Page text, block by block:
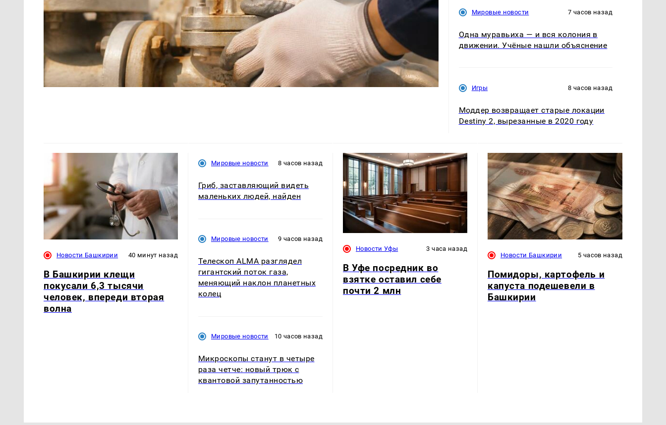
Мировые новости 7 часов назад
Одна муравьиха — и вся колония в
движении. Учёные нашли объяснение
Игры 8 часов назад
Моддер возвращает старые локации
Destiny 2, вырезанные в 2020 году
Новости Башкирии 40 минут назад
В Башкирии клещи
покусали 6,3 тысячи
человек, впереди вторая
волна
Мировые новости 8 часов назад
Гриб, заставляющий видеть
маленьких людей, найден
Мировые новости 9 часов назад
Телескоп ALMA разглядел
гигантский поток газа,
меняющий наклон планетных
колец
Мировые новости 10 часов назад
Микроскопы станут в четыре
раза четче: новый трюк с
квантовой запутанностью
Новости Уфы 3 часа назад
В Уфе посредник во
взятке оставил себе
почти 2 млн
Новости Башкирии 5 часов назад
Помидоры, картофель и
капуста подешевели в
Башкирии